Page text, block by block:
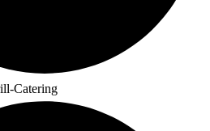
Catering